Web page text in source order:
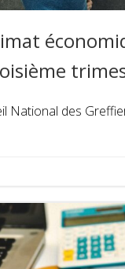
National des